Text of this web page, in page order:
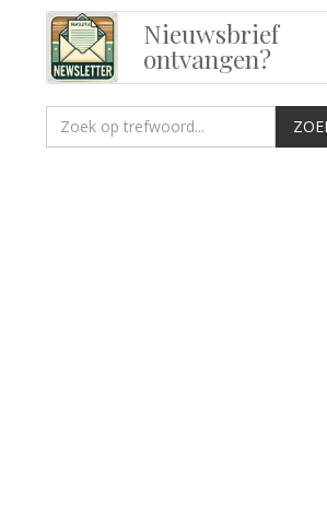
Nieuwsbrief
ontvangen?